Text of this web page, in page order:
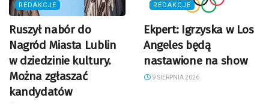
REDAKCJE
Ruszył nabór do
Nagród Miasta Lublin
w dziedzinie kultury.
Można zgłaszać
kandydatów
REDAKCJE
Ekpert: Igrzyska w Los
Angeles będą
nastawione na show
9 SIERPNIA 2026